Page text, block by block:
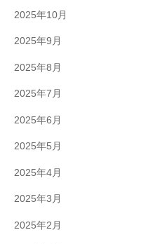
2025年10月
2025年9月
2025年8月
2025年7月
2025年6月
2025年5月
2025年4月
2025年3月
2025年2月